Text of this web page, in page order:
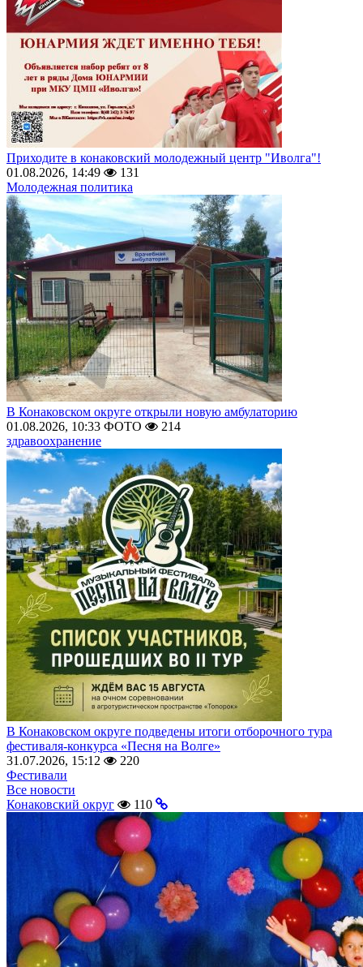
Приходите в конаковский молодежный центр "Иволга"!
01.08.2026, 14:49
131
Молодежная политика
В Конаковском округе открыли новую амбулаторию
01.08.2026, 10:33 ФОТО
214
здравоохранение
В Конаковском округе подведены итоги отборочного тура
фестиваля-конкурса «Песня на Волге»
31.07.2026, 15:12
220
Фестивали
Все новости
Конаковский округ
110